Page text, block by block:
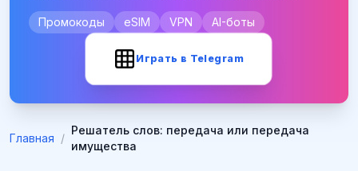
Промокоды eSIM VPN AI-боты
Играть в Telegram
Главная /
Решатель слов: передача или передача
имущества